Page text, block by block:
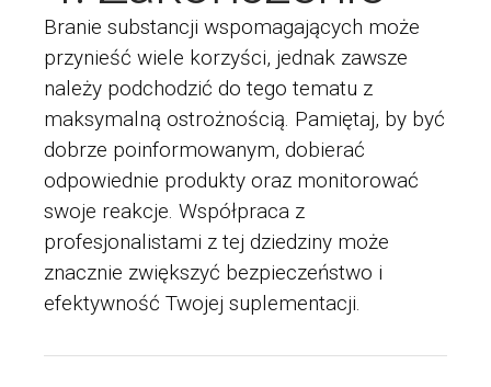
Branie substancji wspomagających może
przynieść wiele korzyści, jednak zawsze
należy podchodzić do tego tematu z
maksymalną ostrożnością. Pamiętaj, by być
dobrze poinformowanym, dobierać
odpowiednie produkty oraz monitorować
swoje reakcje. Współpraca z
profesjonalistami z tej dziedziny może
znacznie zwiększyć bezpieczeństwo i
efektywność Twojej suplementacji.